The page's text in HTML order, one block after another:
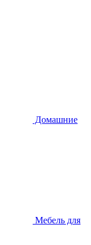
Домашние
Мебель для